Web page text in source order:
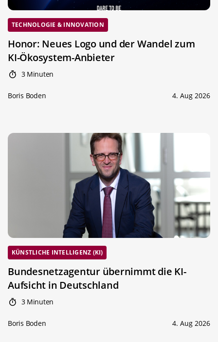
TECHNOLOGIE & INNOVATION
Honor: Neues Logo und der Wandel zum
KI-Ökosystem-Anbieter
3 Minuten
Boris Boden 4. Aug 2026
KÜNSTLICHE INTELLIGENZ (KI)
Bundesnetzagentur übernimmt die KI-
Aufsicht in Deutschland
3 Minuten
Boris Boden 4. Aug 2026